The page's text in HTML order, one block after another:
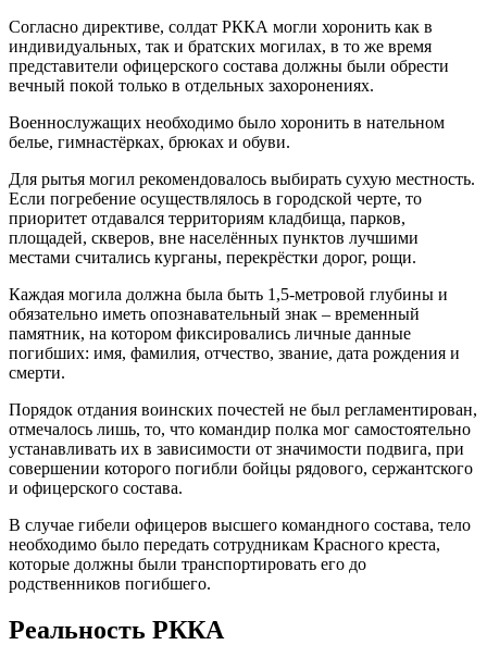
Согласно директиве, солдат РККА могли хоронить как в
индивидуальных, так и братских могилах, в то же время
представители офицерского состава должны были обрести
вечный покой только в отдельных захоронениях.
Военнослужащих необходимо было хоронить в нательном
белье, гимнастёрках, брюках и обуви.
Для рытья могил рекомендовалось выбирать сухую местность.
Если погребение осуществлялось в городской черте, то
приоритет отдавался территориям кладбища, парков,
площадей, скверов, вне населённых пунктов лучшими
местами считались курганы, перекрёстки дорог, рощи.
Каждая могила должна была быть 1,5-метровой глубины и
обязательно иметь опознавательный знак – временный
памятник, на котором фиксировались личные данные
погибших: имя, фамилия, отчество, звание, дата рождения и
смерти.
Порядок отдания воинских почестей не был регламентирован,
отмечалось лишь, то, что командир полка мог самостоятельно
устанавливать их в зависимости от значимости подвига, при
совершении которого погибли бойцы рядового, сержантского
и офицерского состава.
В случае гибели офицеров высшего командного состава, тело
необходимо было передать сотрудникам Красного креста,
которые должны были транспортировать его до
родственников погибшего.
Реальность РККА